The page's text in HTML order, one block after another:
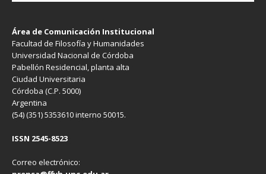
Área de Comunicación Institucional
Facultad de Filosofía y Humanidades
Universidad Nacional de Córdoba
Pabellón Residencial, planta alta
Ciudad Universitaria
Córdoba (C.P. 5000)
Argentina
(54) (351) 5353610 interno 50015.
ISSN 2545-8523
Correo electrónico: